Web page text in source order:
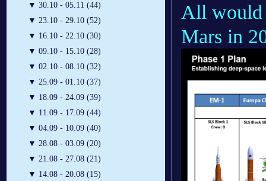
▼ 30.10 - 05.11 (44)
▼ 23.10 - 29.10 (52)
▼ 16.10 - 22.10 (30)
▼ 09.10 - 15.10 (28)
▼ 02.10 - 08.10 (32)
▼ 25.09 - 01.10 (37)
▼ 18.09 - 24.09 (39)
▼ 11.09 - 17.09 (44)
▼ 04.09 - 10.09 (40)
▼ 28.08 - 03.09 (20)
▼ 21.08 - 27.08 (21)
▼ 14.08 - 20.08 (15)
All would
Mars in